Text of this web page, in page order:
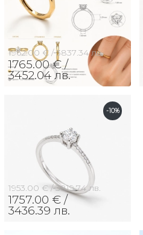
1962.00 € / 3837.34 лв.
1765.00 € /
3452.04 лв.
-10%
1953.00 € / 3819.74 лв.
1757.00 € /
3436.39 лв.